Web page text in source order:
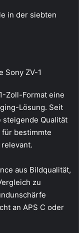
in der siebten
Sony ZV-1
Zoll-Format eine
Lösung. Seit
steigende Qualität
bestimmte
aus Bildqualität,
zu
an APS C oder